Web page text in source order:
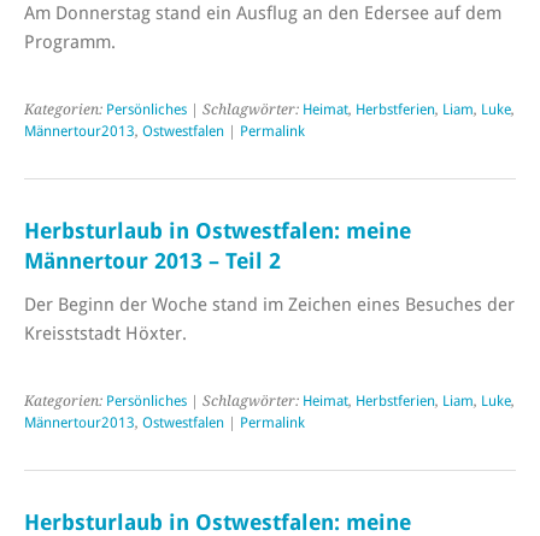
Am Donnerstag stand ein Ausflug an den Edersee auf dem
Programm.
Kategorien: Persönliches | Schlagwörter: Heimat, Herbstferien, Liam, Luke,
Männertour2013, Ostwestfalen | Permalink
Herbsturlaub in Ostwestfalen: meine
Männertour 2013 – Teil 2
Der Beginn der Woche stand im Zeichen eines Besuches der
Kreisststadt Höxter.
Kategorien: Persönliches | Schlagwörter: Heimat, Herbstferien, Liam, Luke,
Männertour2013, Ostwestfalen | Permalink
Herbsturlaub in Ostwestfalen: meine